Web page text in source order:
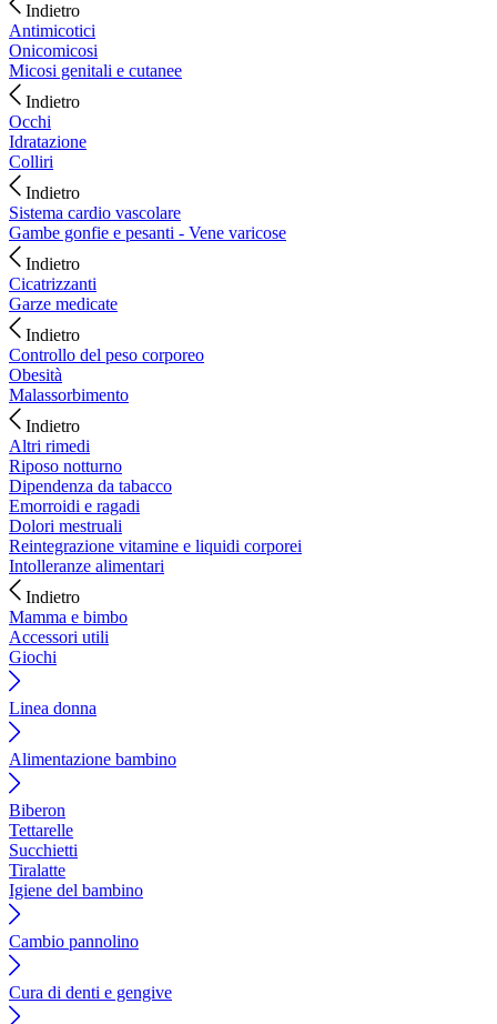
Indietro
Antimicotici
Onicomicosi
Micosi genitali e cutanee
Indietro
Occhi
Idratazione
Colliri
Indietro
Sistema cardio vascolare
Gambe gonfie e pesanti - Vene varicose
Indietro
Cicatrizzanti
Garze medicate
Indietro
Controllo del peso corporeo
Obesità
Malassorbimento
Indietro
Altri rimedi
Riposo notturno
Dipendenza da tabacco
Emorroidi e ragadi
Dolori mestruali
Reintegrazione vitamine e liquidi corporei
Intolleranze alimentari
Indietro
Mamma e bimbo
Accessori utili
Giochi
Linea donna
Alimentazione bambino
Biberon
Tettarelle
Succhietti
Tiralatte
Igiene del bambino
Cambio pannolino
Cura di denti e gengive